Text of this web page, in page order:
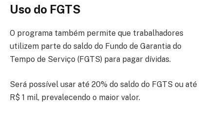
Uso do FGTS
O programa também permite que trabalhadores
utilizem parte do saldo do Fundo de Garantia do
Tempo de Serviço (FGTS) para pagar dívidas.
Será possível usar até 20% do saldo do FGTS ou até
R$ 1 mil, prevalecendo o maior valor.